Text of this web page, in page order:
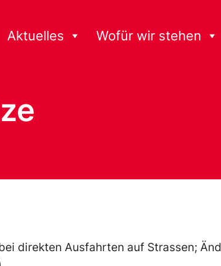
Aktuelles Wofür wir stehen
direkten Ausfahrten auf Strassen;